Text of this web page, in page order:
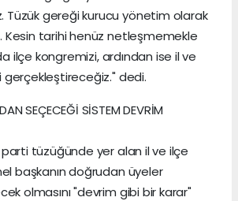
gereği kurucu yönetim olarak
Kesin tarihi henüz netleşmemekle
ilçe kongremizi, ardından ise il ve
gerçekleştireceğiz." dedi.
SEÇECEĞİ SİSTEM DEVRİM
parti tüzüğünde yer alan il ve ilçe
başkanın doğrudan üyeler
olmasını "devrim gibi bir karar"